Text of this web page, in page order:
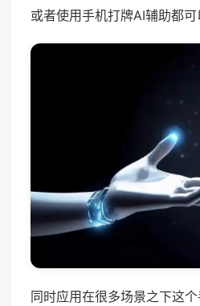
或者使用手机打牌AI辅助都可
同时应用在很多场景之下这